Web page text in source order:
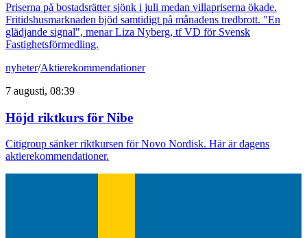
Priserna på bostadsrätter sjönk i juli medan villapriserna ökade.
Fritidshusmarknaden bjöd samtidigt på månadens tredbrott. "En
glädjande signal", menar Liza Nyberg, tf VD för Svensk
Fastighetsförmedling.
nyheter/Aktierekommendationer
7 augusti, 08:39
Höjd riktkurs för Nibe
Citigroup sänker riktkursen för Novo Nordisk. Här är dagens
aktierekommendationer.